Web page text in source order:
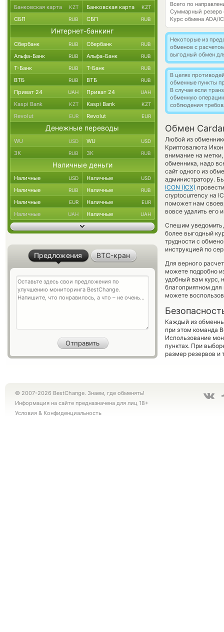
Всего по
Суммарный резерв
Курс обмена ADA/
Некоторые из
обменов с
выгодный обмен
В целях
обменные пункты
В случае если
обменную
соблюдения
Обмен
Любой из
Криптовалюта
внимание на
обменника, надо
сайт одного из
администратору.
ICON (ICX)
cryptocurrency на
поможет нам
вовсе удалить его
Спешим
более выгодный
трудности с
инструкцией по
Для верного
можете подробно
удобный вам курс,
благоприятном
можете
Каждый из
при этом команда
Использование
пунктах. При
размер резервов и
Банковская карта KZT Банковская карта KZT
СБП RUB СБП RUB
Интернет-банкинг
Сбербанк RUB Сбербанк RUB
Альфа-Банк RUB Альфа-Банк RUB
Т-Банк RUB Т-Банк RUB
ВТБ RUB ВТБ RUB
Приват 24 UAH Приват 24 UAH
Kaspi Bank KZT Kaspi Bank KZT
Revolut EUR Revolut EUR
Денежные переводы
WU USD WU USD
ЗК RUB ЗК RUB
Наличные деньги
Наличные USD Наличные USD
Наличные RUB Наличные RUB
Наличные EUR Наличные EUR
Наличные UAH Наличные UAH
Предложения BTC-кран
© 2007-2026 BestChange. Знаем, где обменять!
Информация на сайте предназначена для лиц 18+
Условия & Конфиденциальность